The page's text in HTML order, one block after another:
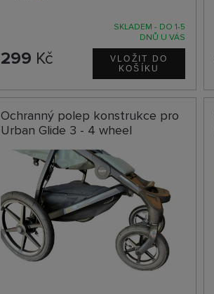
SKLADEM - DO 1-5
DNŮ U VÁS
299 Kč
Ochranný polep konstrukce pro
Urban Glide 3 - 4 wheel